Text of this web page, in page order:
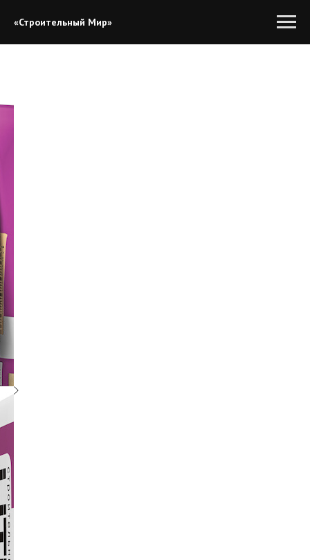
«Строительный Мир»